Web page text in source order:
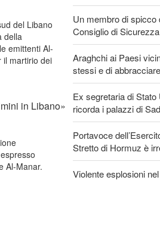
del Libano
della
emittenti Al-
il martirio dei
in Libano»
Al-Manar.
Un membro di spicco
Consiglio di
Araghchi ai Paesi
stessi e di
Ex segretaria di
ricorda i palazzi di
Portavoce
Stretto di Hormuz è
Violente esplosioni